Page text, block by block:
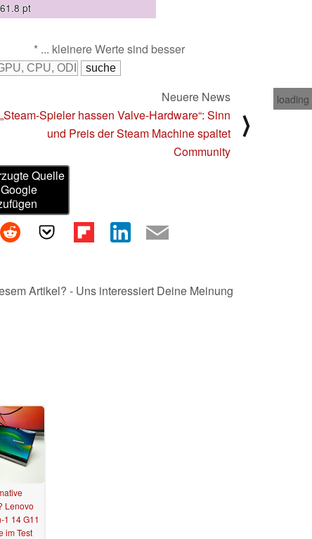
61.8 pt
* ... kleinere Werte sind besser
loading
Neuere News
„Steam-Spieler hassen Valve-Hardware“: Sinn
und Preis der Steam Machine spaltet
Community
⟩
Quelle
Artikel? - Uns interessiert Deine Meinung
Lenovo
1 14 G11
im Test